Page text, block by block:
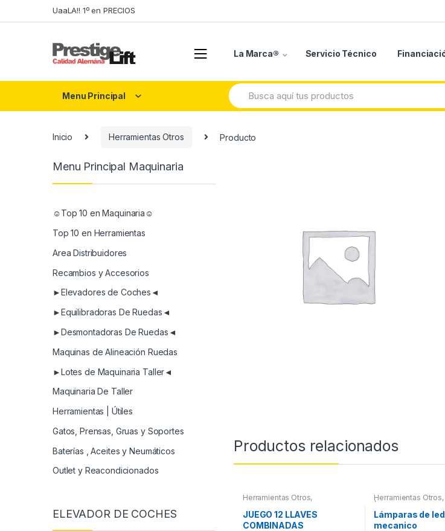
to
to
UaaLA!! 1º en PRECIOS
La Marca® Servicio Técnico
Menu Principal
Search
for:
Inicio Herramientas Otros Producto
Productos relacionados
Herramientas Otros,
Herramientas De Mano
JUEGO 12 LLAVES
COMBINADAS
Herramientas Otros,
| Linternas Led
Lámparas de
mecanico
Menu Principal Maquinaria
☺Top 10 en Maquinaria☺
Top 10 en Herramientas
Area Distribuidores
Recambios y Accesorios
►Elevadores de Coches◄
►Equilibradoras De Ruedas◄
►Desmontadoras De Ruedas◄
Maquinas de Alineación Ruedas
►Lotes de Maquinaria Taller◄
Maquinaria De Taller
Herramientas | Útiles
Gatos, Prensas, Gruas y Soportes
Baterías , Aceites y Neumáticos
Outlet y Reacondicionados
ELEVADOR DE COCHES